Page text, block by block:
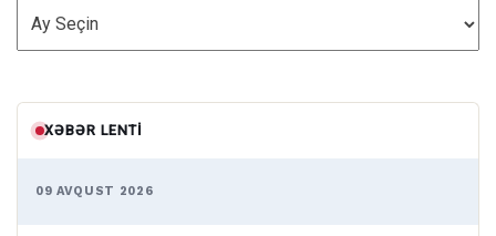
ARXİV
XƏBƏR LENTI
09 AVQUST 2026